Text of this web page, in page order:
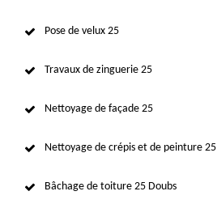
Pose de velux 25
Travaux de zinguerie 25
Nettoyage de façade 25
Nettoyage de crépis et de peinture 25
Bâchage de toiture 25 Doubs